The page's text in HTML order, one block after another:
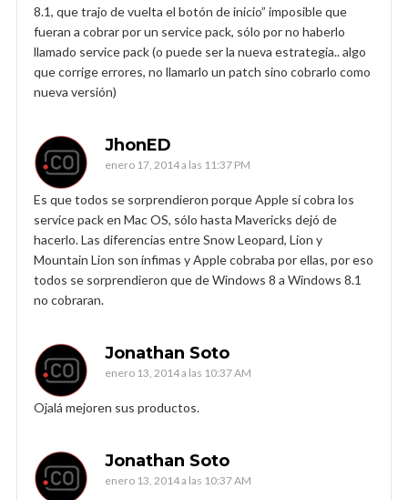
8.1, que trajo de vuelta el botón de inicio” imposible que
fueran a cobrar por un service pack, sólo por no haberlo
llamado service pack (o puede ser la nueva estrategia.. algo
que corrige errores, no llamarlo un patch sino cobrarlo como
nueva versión)
JhonED
enero 17, 2014 a las 11:37 PM
Es que todos se sorprendieron porque Apple sí cobra los
service pack en Mac OS, sólo hasta Mavericks dejó de
hacerlo. Las diferencias entre Snow Leopard, Lion y
Mountain Lion son ínfimas y Apple cobraba por ellas, por eso
todos se sorprendieron que de Windows 8 a Windows 8.1
no cobraran.
Jonathan Soto
enero 13, 2014 a las 10:37 AM
Ojalá mejoren sus productos.
Jonathan Soto
enero 13, 2014 a las 10:37 AM